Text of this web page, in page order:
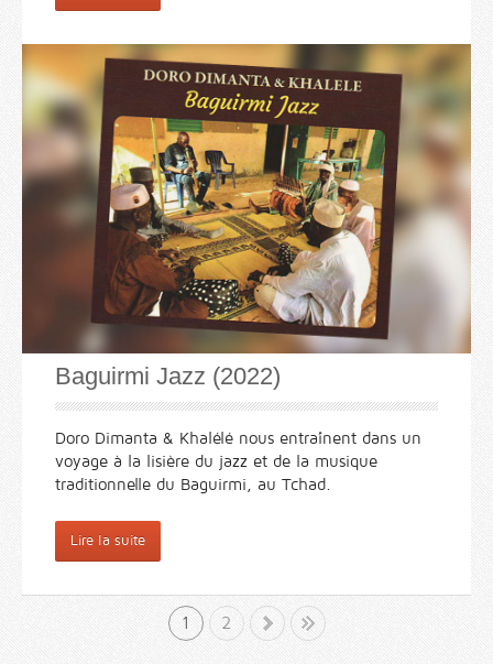
Baguirmi Jazz (2022)
Doro Dimanta & Khalélé nous entraînent dans un
voyage à la lisière du jazz et de la musique
traditionnelle du Baguirmi, au Tchad.
Lire la suite
1 2
» Fin